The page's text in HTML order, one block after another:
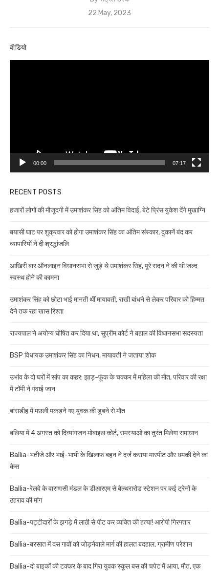
Posted
22 May, 2023
वीडियो
00:00 07:17
RECENT POSTS
हजारों लोगों की मौजूदगी में उमाशंकर सिंह को अंतिम विदाई, बेटे प्रिंस युकेश देंगे मुखाग्नि
बयासी घाट पर शुक्रवार को होगा उमाशंकर सिंह का अंतिम संस्कार, दुकानें बंद कर
व्यापारियों ने दी श्रद्धांजलि
आखिरी बार ऑनलाइन विधानसभा से जुड़े थे उमाशंकर सिंह, पूरे सदन ने की थी जल्द
स्वस्थ होने की कामना
उमाशंकर सिंह को छोटा भाई मानती थीं मायावती, राखी बांधने से लेकर परिवार को हिम्मत
देने तक रहा खास रिश्ता
राज्यपाल ने अयोग्य घोषित कर दिया था, सुप्रीम कोर्ट ने बहाल की विधानसभा सदस्यता
BSP विधायक उमाशंकर सिंह का निधन, मायावती ने जताया शोक
उभांव के दो घरों में सांप का कहर: झाड़-फूंक के चक्कर में महिला की मौत, परिवार की रक्षा
में टॉमी ने गंवाई जान
बांसडीह में मछली पकड़ने गए युवक की डूबने से मौत
बलिया में 4 अगस्त को दिव्यांगजन मोबाइल कोर्ट, समस्याओं का तुरंत मिलेगा समाधान
Ballia-भतीजे और भाई-भाभी के खिलाफ बहन ने दर्ज कराया मारपीट और धमकी देने का
केस
Ballia-रेलवे के वाराणसी मंडल के डीआरएम से बेल्थरारोड स्टेशन पर कई ट्रेनों के
ठहराव की मांग
Ballia-पट्टीदारों के झगड़े में लाठी से पीट कर व्यक्ति की हत्या! आरोपी गिरफ्तार
Ballia-बरसात में दस गावों को जोड़नेवाले मार्ग की हालत बदहाल, ग्रामीण परेशान
Ballia-दो बाइकों की टक्कर के बाद गिरा युवक स्कूल बस की चपेट में आया, मौत, एक